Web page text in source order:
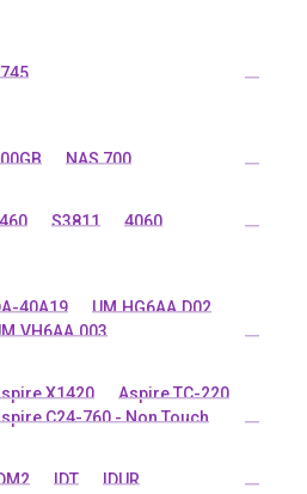
...
NAS 700 ...
S3811 4060 ...
40A19
UM.HG6AA.D02
...
X1420
Aspire TC-220
C24-760 - Non Touch
...
IDT IDUR ...